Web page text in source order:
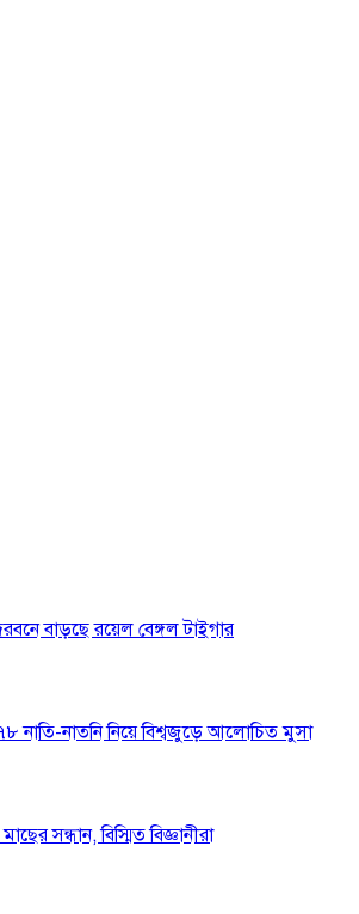
বাড়ছে রয়েল বেঙ্গল টাইগার
নাতি-নাতনি নিয়ে বিশ্বজুড়ে আলোচিত মুসা
সন্ধান, বিস্মিত বিজ্ঞানীরা